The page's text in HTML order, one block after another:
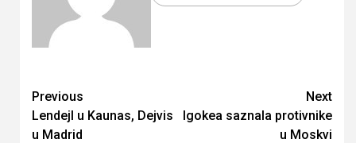
Continue
Reading
Previous
Lendejl u Kaunas, Dejvis
u Madrid
Next
Igokea saznala protivnike
u Moskvi